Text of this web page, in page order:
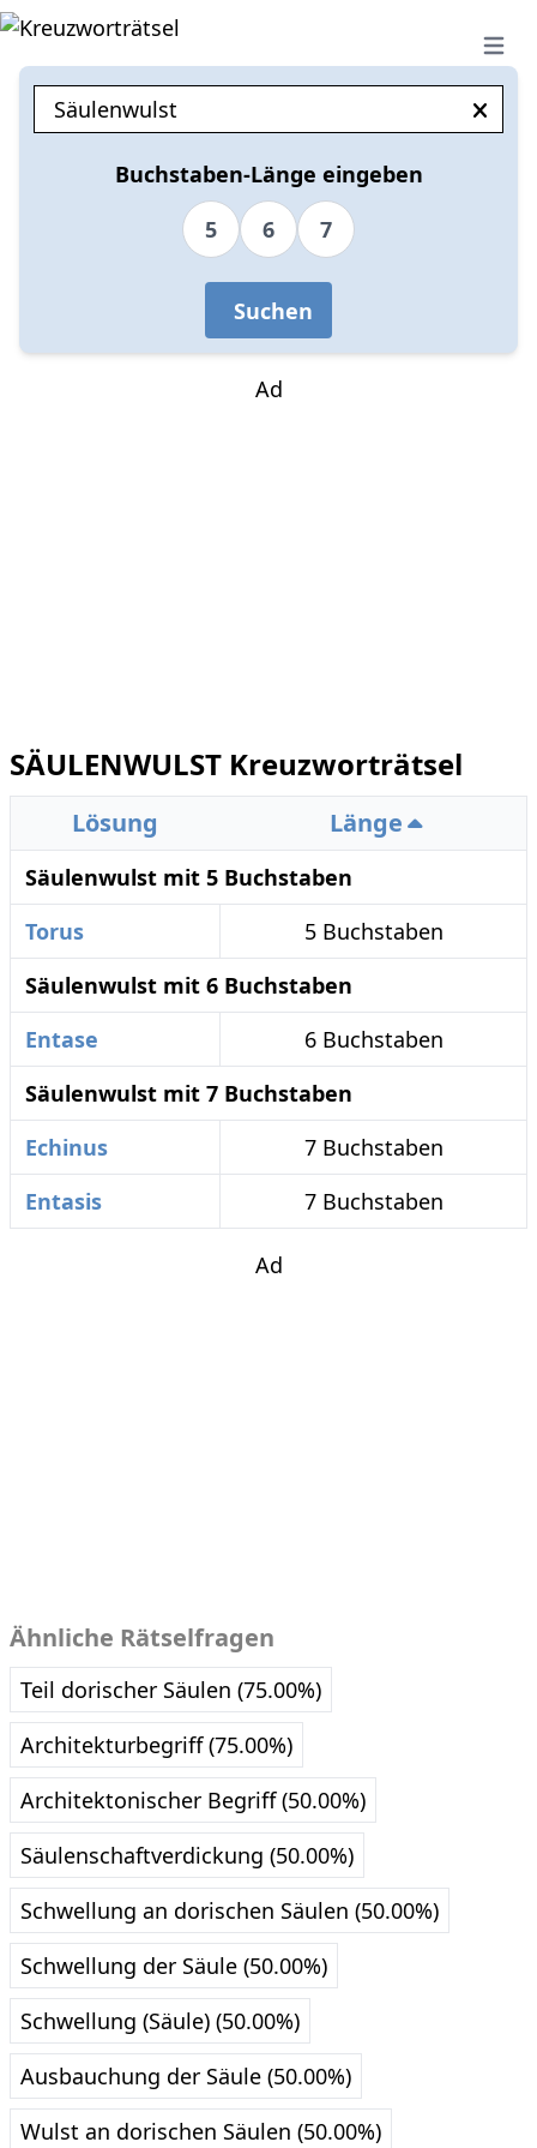
Open
Buchstaben-Länge eingeben
5
6 7
Suchen
Ad
SÄULENWULST Kreuzworträtsel
Lösung Länge
Säulenwulst mit 5 Buchstaben
Torus
5 Buchstaben
Säulenwulst mit 6 Buchstaben
Entase
6 Buchstaben
Säulenwulst mit 7 Buchstaben
Echinus
7 Buchstaben
Entasis
7 Buchstaben
Ad
Ähnliche Rätselfragen
Teil dorischer Säulen (75.00%)
Architekturbegriff (75.00%)
Architektonischer Begriff (50.00%)
Säulenschaftverdickung (50.00%)
Schwellung an dorischen Säulen (50.00%)
Schwellung der Säule (50.00%)
Schwellung (Säule) (50.00%)
Ausbauchung der Säule (50.00%)
Wulst an dorischen Säulen (50.00%)